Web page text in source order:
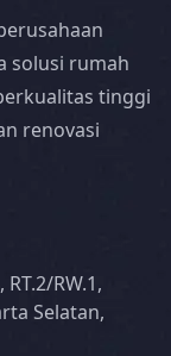
solusi rumah
tinggi
renovasi
RW.1,
Selatan,